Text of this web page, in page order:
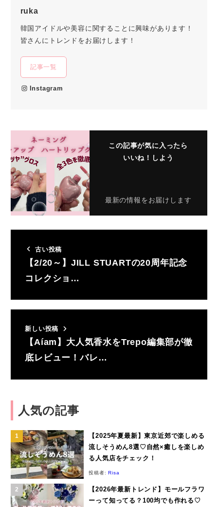
ruka
韓国アイドルや美容に関することに興味があります！
皆さんにトレンドをお届けします！
記事一覧
Instagram
この記事が気に入ったら
いいね！しよう
最新の情報をお届けします
古い投稿
【2/20～】JILL STUARTの20周年記念
コレクショ…
新しい投稿
【Aíam】大人気香水をTrepo編集部が徹
底レビュー！バレ…
人気の記事
【2025年夏最新】東京近郊で楽しめる
流しそうめん8選♡自然×癒しを楽しめ
る人気店をチェック！
投稿者:Risa
【2026年最新トレンド】モールフラワ
ーって知ってる？100均でも作れる♡